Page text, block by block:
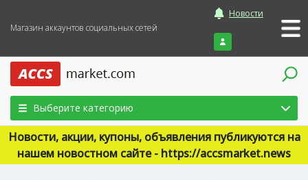
Магазин аккаунтов социальных сетей
Новости
Войти
Выберите категорию
Новости, акции, купоны, объявления публикуются на
нашем новостном сайте - https://accsmarket.news